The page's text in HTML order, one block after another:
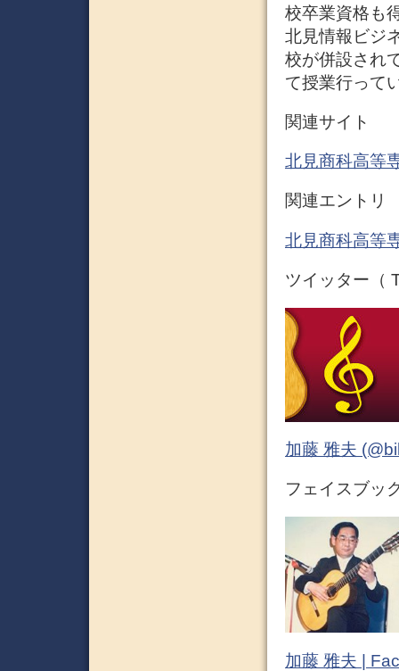
校卒業資格も
北見情報ビジ
校が併設され
て授業行って
関連サイト
北見商科高等
関連エントリ
北見商科高等
ツイッター（
加藤 雅夫
フェイスブッ
加藤 雅夫 |